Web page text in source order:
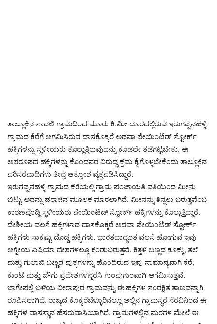
ತಾಲ್ಲೂಕಿನ ಸಾದಲಿ ಗ್ರಾಮದಿಂದ ಮೂರು ಕಿ.ಮೀ ದೂರದಲ್ಲಿರುವ ಇರುಗಪ್ಪನಹಳ್ಳಿ
ಗ್ರಾಮದ ಕೆರೆಗೆ ಆಗಮಿಸಿರುವ ದಾಸಕೊಕ್ಕರೆ ಅಥವಾ ಪೇಯಿಂಟೆಡ್ ಸ್ಟೋರ್ಕ್
ಹಕ್ಕಿಗಳನ್ನು ಸ್ಥಳೀಯರು ಕೊಲ್ಲುತ್ತಿರುವುದನ್ನು ಕೂಡಲೇ ತಡೆಗಟ್ಟಬೇಕು. ಈ
ಅಪರೂಪದ ಹಕ್ಕಿಗಳನ್ನು ಕೊಂದವರ ವಿರುದ್ಧ ಕ್ರಮ ಕೈಗೊಳ್ಳಬೇಕೆಂದು ತಾಲ್ಲೂಕಿನ
ಪರಿಸರವಾದಿಗಳು ತೀವ್ರ ಆಕ್ರೋಶ ವ್ಯಕ್ತಪಡಿಸಿದ್ದಾರೆ.
ಇರುಗಪ್ಪನಹಳ್ಳಿ ಗ್ರಾಮದ ಕೆರೆಯಲ್ಲಿ ಗ್ರಾಮ ಪಂಚಾಯತಿ ವತಿಯಿಂದ ಮೀನು
ಬಿಟ್ಟು ಅದನ್ನು ಹರಾಜಿನ ಮೂಲಕ ಮಾರಲಾಗಿದೆ. ಮೀನನ್ನು ತಿನ್ನಲು ಬರುತ್ತವೆಂಬ
ಕಾರಣವೊಡ್ಡಿ ಸ್ಥಳೀಯರು ಪೇಯಿಂಟೆಡ್ ಸ್ಟೋರ್ಕ್ ಹಕ್ಕಿಗಳನ್ನು ಕೊಲ್ಲುತ್ತಿದ್ದಾರೆ.
ದೇಶೀಯ ವಲಸೆ ಹಕ್ಕಿಗಳಾದ ದಾಸಕೊಕ್ಕರೆ ಅಥವಾ ಪೇಯಿಂಟೆಡ್ ಸ್ಟೋರ್ಕ್
ಹಕ್ಕಿಗಳು ಸಾಕಷ್ಟು ದೊಡ್ಡ ಹಕ್ಕಿಗಳು. ಭಾರತದಾದ್ಯಂತ ವಲಸೆ ಹೋಗುವ ಇವು
ಆಗ್ನೇಯ ಏಷಿಯಾ ದೇಶಗಳಲ್ಲೂ ಕಂಡುಬರುತ್ತವೆ. ಕಿತ್ತಳೆ ಬಣ್ಣದ ಕೊಕ್ಕು, ತಲೆ
ಮತ್ತು ಗುಲಾಬಿ ಬಣ್ಣದ ಪುಕ್ಕಗಳನ್ನು ಹೊಂದಿರುವ ಇವು ಸಾಮಾನ್ಯವಾಗಿ ಕೆರೆ,
ಕುಂಟೆ ಮತ್ತು ಜೌಗು ಪ್ರದೇಶಗಳನ್ನರಸಿ ಗುಂಪುಗುಂಪಾಗಿ ಆಗಮಿಸುತ್ತವೆ.
ಬಾಗೇಪಲ್ಲಿ ಬಳಿಯ ವೀರಾಪುರ ಗ್ರಾಮವನ್ನು ಈ ಹಕ್ಕಿಗಳ ಸಂರಕ್ಷಿತ ತಾಣವನ್ನಾಗಿ
ರೂಪಿಸಲಾಗಿದೆ. ರಾಜ್ಯದ ಕೊಕ್ಕರೆಬೆಳ್ಳೂರಿನಲ್ಲೂ ಅಲ್ಲಿನ ಗ್ರಾಮಸ್ಥರ ನೆರವಿನಿಂದ ಈ
ಹಕ್ಕಿಗಳ ವಾಸಸ್ಥಾನ ಹೆಸರುವಾಸಿಯಾಗಿದೆ. ಗ್ರಾಮಗಳಲ್ಲಿನ ಮರಗಳ ಮೇಲೆ ಈ